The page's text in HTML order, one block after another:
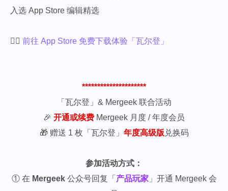
入选 App Store 编辑精选
👉🏻 前往 App Store 免费下载体验「瓦尔登」
*********************
「瓦尔登」& Mergeek 联合活动
🎉 开通或续费 Mergeek 月度 / 年度会员
🎁 赠送 1 枚「瓦尔登」 年度高级版 兑换码
参加活动方式：
① 在 Mergeek公众号回复「 产品玩家」开通 Mergeek 会